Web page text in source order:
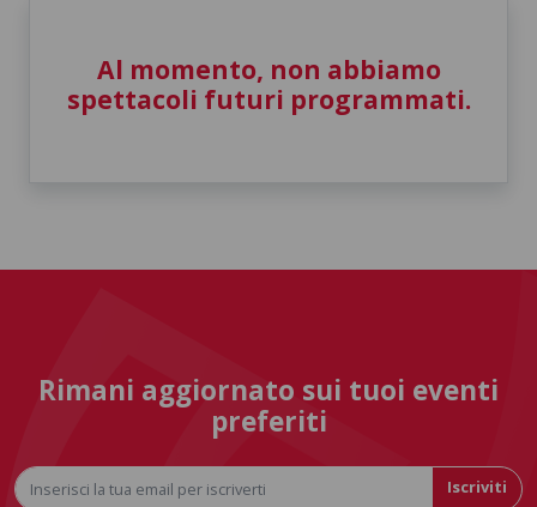
Al momento, non abbiamo
spettacoli futuri programmati.
Rimani aggiornato sui tuoi eventi
preferiti
Iscriviti